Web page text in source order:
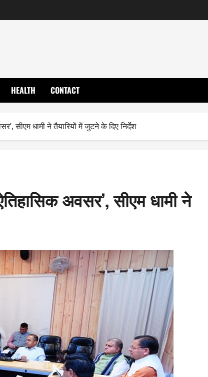
HEALTH CONTACT
सीएम धामी ने तैयारियों में जुटने के दिए निर्देश
अवसर’, सीएम धामी ने